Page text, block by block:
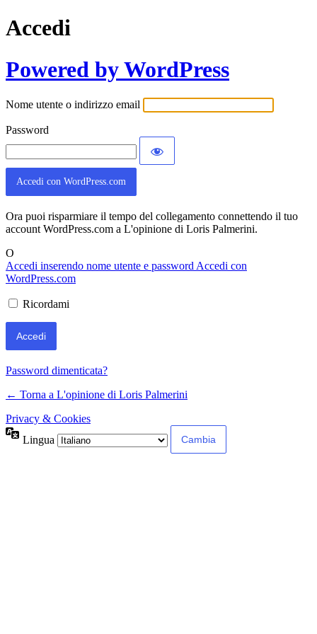
Accedi
Powered by WordPress
Nome utente o indirizzo email
Password
Accedi con WordPress.com
Ora puoi risparmiare il tempo del collegamento connettendo il tuo
account WordPress.com a L'opinione di Loris Palmerini.
O
Accedi inserendo nome utente e password Accedi con
WordPress.com
Ricordami
Password dimenticata?
← Torna a L'opinione di Loris Palmerini
Privacy & Cookies
Lingua